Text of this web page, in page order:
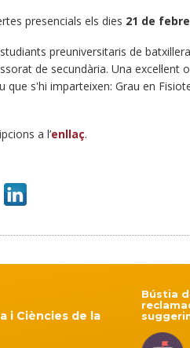
presencials els dies 21 de
preuniversitaris de
de secundària. Una
que s'hi imparteixen: Grau en
a l’enllaç.
i Ciències de la
Bústia